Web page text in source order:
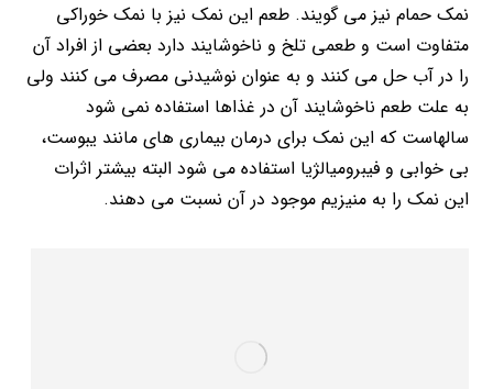
نمک حمام نیز می گویند. طعم این نمک نیز با نمک خوراکی
متفاوت است و طعمی تلخ و ناخوشایند دارد بعضی از افراد آن
را در آب حل می کنند و به عنوان نوشیدنی مصرف می کنند ولی
به علت طعم ناخوشایند آن در غذاها استفاده نمی شود
سالهاست که این نمک برای درمان بیماری های مانند یبوست،
بی خوابی و فیبرومیالژیا استفاده می شود البته بیشتر اثرات
این نمک را به منیزیم موجود در آن نسبت می دهند.